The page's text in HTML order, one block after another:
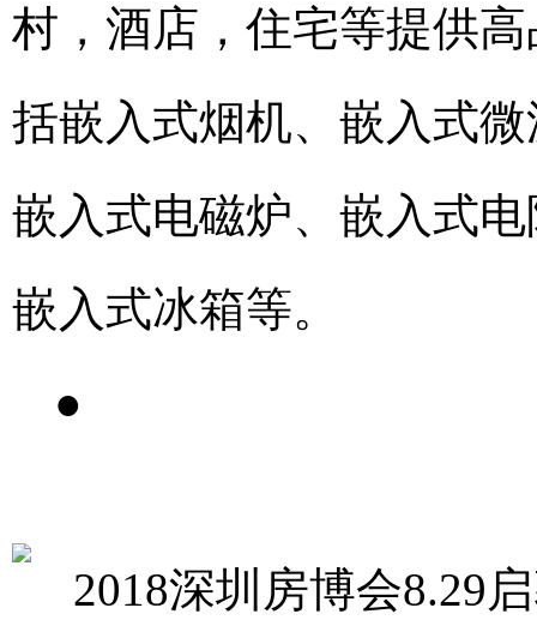
村，酒店，住宅等提供
括嵌入式烟机、嵌入式
嵌入式电磁炉、嵌入式
嵌入式冰箱等。
●